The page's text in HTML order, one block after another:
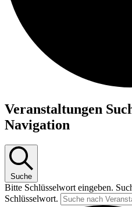
Veranstaltungen
Veranstaltungen
Navigation
Suche
Bitte Schlüsselwort eingeben.
Schlüsselwort.